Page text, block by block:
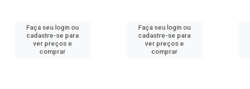
Faça seu login ou
cadastre-se para
ver preços e
comprar
Faça seu login ou
cadastre-se para
ver preços e
comprar